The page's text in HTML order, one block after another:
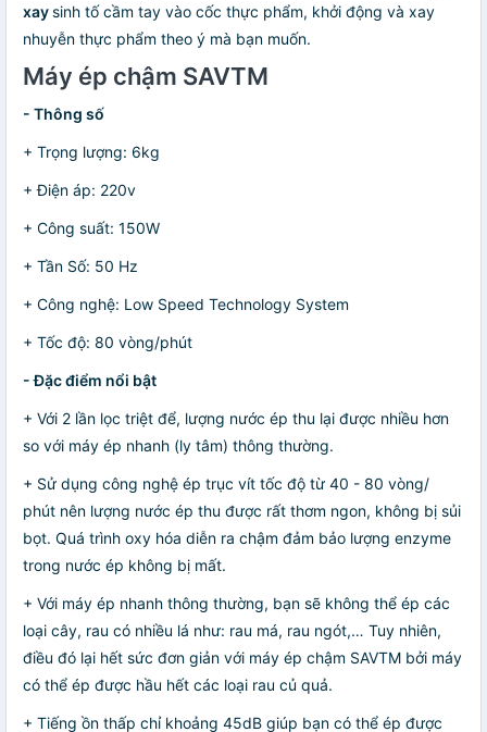
xaysinh tố cầm tay vào cốc thực phẩm, khởi động và xay
nhuyễn thực phẩm theo ý mà bạn muốn.
Máy ép chậm SAVTM
- Thông số
+ Trọng lượng: 6kg
+ Điện áp: 220v
+ Công suất: 150W
+ Tần Số: 50 Hz
+ Công nghệ: Low Speed Technology System
+ Tốc độ: 80 vòng/phút
- Đặc điểm nổi bật
+ Với 2 lần lọc triệt để, lượng nước ép thu lại được nhiều hơn
so với máy ép nhanh (ly tâm) thông thường.
+ Sử dụng công nghệ ép trục vít tốc độ từ 40 - 80 vòng/
phút nên lượng nước ép thu được rất thơm ngon, không bị sủi
bọt. Quá trình oxy hóa diễn ra chậm đảm bảo lượng enzyme
trong nước ép không bị mất.
+ Với máy ép nhanh thông thường, bạn sẽ không thể ép các
loại cây, rau có nhiều lá như: rau má, rau ngót,… Tuy nhiên,
điều đó lại hết sức đơn giản với máy ép chậm SAVTM bởi máy
có thể ép được hầu hết các loại rau củ quả.
+ Tiếng ồn thấp chỉ khoảng 45dB giúp bạn có thể ép được